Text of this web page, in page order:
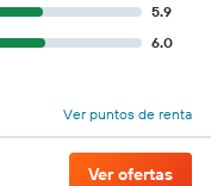
5.9
6.0
Ver puntos de renta
Ver ofertas